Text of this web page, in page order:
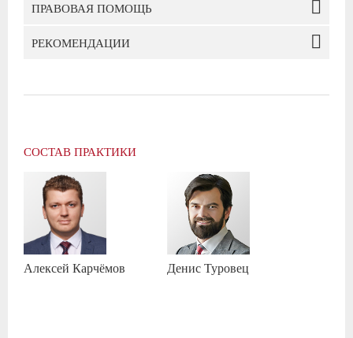
ПРАВОВАЯ ПОМОЩЬ
РЕКОМЕНДАЦИИ
СОСТАВ ПРАКТИКИ
Алексей Карчёмов ДенисТуровец